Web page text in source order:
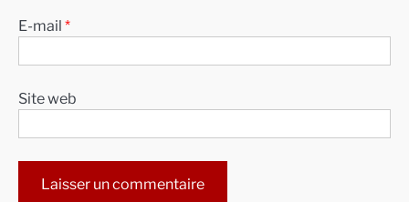
E-mail *
Site web